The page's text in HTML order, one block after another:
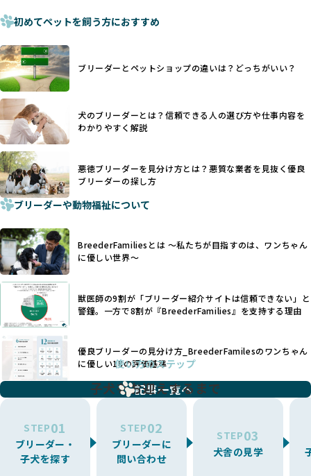
少なくなく、消費者にとって選択の判断が難しい現状があり
さらに、書類審査のみで掲載が許可されるサイトが多く、実
際の飼育環境やブリーダーの姿勢が見えにくい点も課題で
す。こうしたサイトでは、ブリーダーが記載する情報が主で
あり、実際の現場や日々のケアの状況がわからないため、営
利優先の「悪徳ブリーダー」が含まれるリスクが高まりま
す。
BreederFamiliesでは、ワンちゃんを大切にする「優良ブリ
ーダー」のみを紹介するために、法令を超えた独自の基準を
設け、ブリーダーの理念や飼育環境の厳格なチェックを行っ
ています。
一部の営利優先のブリーディングでは、母犬の出産負担を考
えずに大量繁殖が行われ、親犬が心身ともに疲弊するケース
が見られます。さらに、コストカットのために食事を減らし
たり、栄養のない食事を与える、適切な健康管理が行われな
いなど、ワンちゃんの健康と福祉が犠牲にされることも少な
くありません。
また、健康リスクが予測しづらいミックス犬の繁殖や、愛情
が行き届かない多頭飼育等も問題です。これらのブリーディ
ング手法は、ワンちゃんの福祉を無視し、利益のみを追求す
るブリーダーによるものが多く、消費者にとっても深刻な課
題となっています。
BreederFamiliesでは、こうしたワンちゃんに優しくないブ
リーディングをなくすため、すべてのワンちゃんを家族のよ
うに大切に飼育・繁殖を行っている「優良ブリーダー」のみ
BreederFamiliesでは、アニマルウェルフェアを最優先に考
えた6つの絶対基準と12の総合基準を設定しています。これに
手段でもあるため、切断されることで他の犬や人間との意思
ヨーロッパ諸国ではこうした処置が禁止されている一方で、
日本ではいまだ行われる場合があります。
優良ブリーダーは動物福祉を優先し、ワンちゃんの自然な姿
を大切にするため断尾・断耳を行いません。
一方、営利優先ブリーダーでは「見た目が良く売れやすい」
ことを理由に断尾や断耳を行うことがあり、中には麻酔なし
で処置するケースも見受けられます。
「耳やしっぽを切らない」詳細はこちら
犬種ごとに異なる健康リスクや育て方のポイントを理解し、
適切に対応するためには、深い知識と豊富な経験が欠かせま
せん。現在、犬種は200種類以上あり、それぞれに特有の健康
たとえば、パグは呼吸器系のトラブルを抱えやすく、ラブラ
ドール・レトリバーには股関節形成不全への注意が必要で
す。このような犬種ごとの違いを熟知し、適切なケアを提供
できるかどうかは、ブリーダーの専門性に大きく関わりま
す。
優良ブリーダーは、少数の犬種（一般的に3種以内）に絞って
繁殖を行い、各犬種の特徴を熟知しています。これにより、
犬種ごとの健康管理や繁殖において質の高いケアを提供する
ことが可能です。
一方、営利優先ブリーダーは流行や需要に応じて扱う犬種を
増やす傾向があり、犬種ごとに異なる健康問題や適切な育成
環境を十分に考慮しない場合があります。こうしたブリーダ
たりストレスを抱えたりするリスクが高まります。
「少数の犬種に集中」の詳細はこちら
初めてペットを飼う方におすすめ
ブリーダーとペットショップの違いは？どっちがいい？
犬のブリーダーとは？信頼できる人の選び方や仕事内容を
わかりやすく解説
悪徳ブリーダーを見分け方とは？悪質な業者を見抜く優良
ブリーダーの探し方
ブリーダーや動物福祉について
BreederFamiliesとは 〜私たちが目指すのは、ワンちゃん
に優しい世界〜
獣医師の9割が「ブリーダー紹介サイトは信頼できない」と
警鐘。一方で8割が『BreederFamilies』を支持する理由
優良ブリーダーの見分け方_BreederFamilesのワンちゃん
に優しい18の評価基準
記事一覧へ
使い方のステップ
子犬をお迎えするまで
STEP01
ブリーダー・
子犬を探す
STEP02
ブリーダーに
問い合わせ
STEP03
犬舎の見学